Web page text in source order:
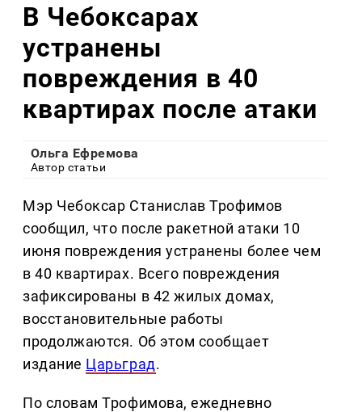
В Чебоксарах
устранены
повреждения в 40
квартирах после атаки
Ольга Ефремова
Автор статьи
Мэр Чебоксар Станислав Трофимов
сообщил, что после ракетной атаки 10
июня повреждения устранены более чем
в 40 квартирах. Всего повреждения
зафиксированы в 42 жилых домах,
восстановительные работы
продолжаются. Об этом сообщает
издание Царьград.
По словам Трофимова, ежедневно